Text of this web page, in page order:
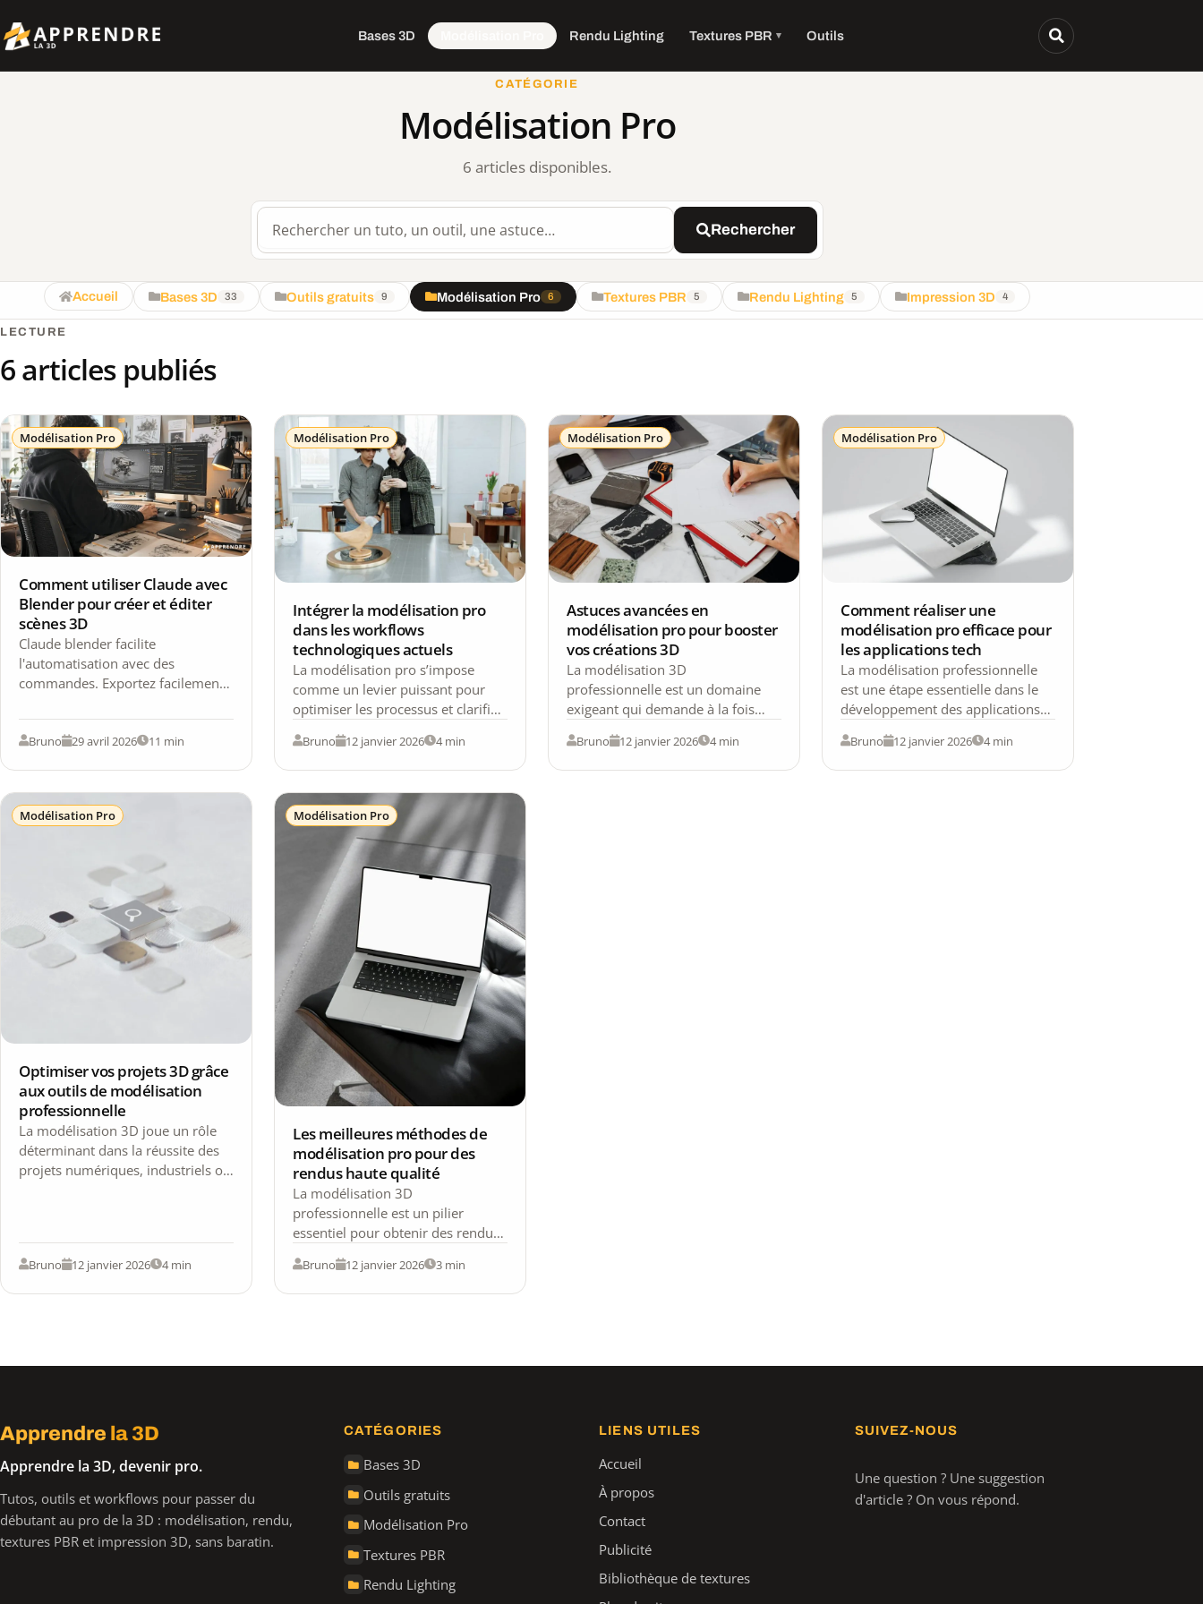
Bases 3D Rendu Lighting Textures PBR Outils
CATÉGORIE
Modélisation Pro
6 articles disponibles.
Rechercher sur le site
Rechercher
Accueil Bases 3D 33 Outils gratuits 9 Modélisation Pro 6 Textures PBR 5 Rendu Lighting 5 Impression 3D 4
LECTURE
6 articles publiés
Modélisation Pro
Comment utiliser Claude avec
Blender pour créer et éditer
scènes 3D
Claude blender facilite
l'automatisation avec des
commandes. Exportez facilement
Démarrez MAINTENANT !
Bruno 29 avril 2026 11 min
Modélisation Pro
Intégrer la modélisation pro
dans les workflows
technologiques actuels
La modélisation pro s’impose
comme un levier puissant pour
optimiser les processus et clarifier
environnements technologiques
modernes.…
Bruno 12 janvier 2026 4 min
Modélisation Pro
Astuces avancées en
modélisation pro pour booster
vos créations 3D
La modélisation 3D
professionnelle est un domaine
exigeant qui demande à la fois
Pour sortir du lot et…
Bruno 12 janvier 2026 4 min
Modélisation Pro
Comment réaliser une
modélisation pro efficace pour
les applications tech
La modélisation professionnelle
est une étape essentielle dans le
développement des applications
efficacement les données, les
processus…
Bruno 12 janvier 2026 4 min
Modélisation Pro
Optimiser vos projets 3D grâce
aux outils de modélisation
professionnelle
La modélisation 3D joue un rôle
déterminant dans la réussite des
projets numériques, industriels ou
Bruno 12 janvier 2026 4 min
Modélisation Pro
Les meilleures méthodes de
modélisation pro pour des
rendus haute qualité
La modélisation 3D
professionnelle est un pilier
essentiel pour obtenir des rendus
impactants. Qu’il s’agisse
d’architecture,…
Bruno 12 janvier 2026 3 min
Apprendre la 3D
Apprendre la 3D, devenir pro.
Tutos, outils et workflows pour passer du
débutant au pro de la 3D : modélisation, rendu,
textures PBR et impression 3D, sans baratin.
CATÉGORIES
Bases 3D
Outils gratuits
Modélisation Pro
Textures PBR
Rendu Lighting
LIENS UTILES
Accueil
À propos
Contact
Publicité
Bibliothèque de textures
SUIVEZ-NOUS
Une question ? Une suggestion
d'article ? On vous répond.